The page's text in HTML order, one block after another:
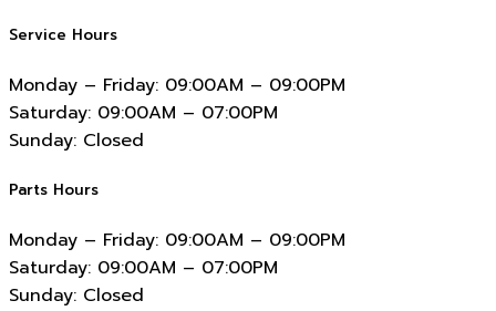
Service Hours
Monday – Friday: 09:00AM – 09:00PM
Saturday: 09:00AM – 07:00PM
Sunday: Closed
Parts Hours
Monday – Friday: 09:00AM – 09:00PM
Saturday: 09:00AM – 07:00PM
Sunday: Closed